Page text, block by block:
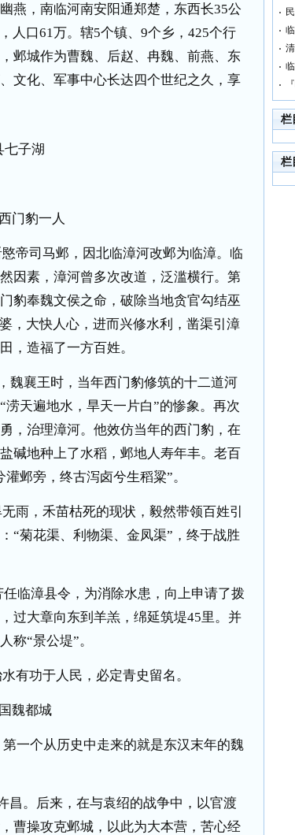
燕，南临河南安阳通郑楚，东西长35公
人口61万。辖5个镇、 9个乡， 425个行
邺城作为曹魏、后赵、冉魏、前燕、东
文化、军事中心长达四个世纪之久，享
七子湖
门豹一人
帝司马邺，因北临漳河改邺为临漳。临
因素，漳河曾多次改道，泛滥横行。第
豹奉魏文侯之命，破除当地贪官勾结巫
，大快人心，进而兴修水利，凿渠引漳
，造福了一方百姓。
魏襄王时，当年西门豹修筑的十二道河
天遍地水，旱天一片白”的惨象。再次
，治理漳河。他效仿当年的西门豹，在
碱地种上了水稻，邺地人寿年丰。老百
邺旁，终古泻卤兮生稻粱”。
雨，禾苗枯死的现状，毅然带领百姓引
“菊花渠、利物渠、金凤渠”，终于战胜
任临漳县令，为消除水患，向上申请了拨
过大章向东到羊羔，绵延筑堤45里。并
称“景公堤”。
有功于人民，必定青史留名。
魏都城
一个从历史中走来的就是东汉末年的魏
昌。后来，在与袁绍的战争中，以官渡
曹操攻克邺城，以此为大本营，苦心经
栏
栏